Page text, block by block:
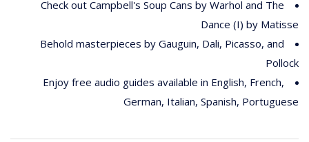
Check out Campbell's Soup Cans by Warhol and The
Dance (I) by Matisse
Behold masterpieces by Gauguin, Dali, Picasso, and
Pollock
Enjoy free audio guides available in English, French,
German, Italian, Spanish, Portuguese